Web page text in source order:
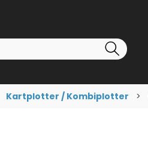
Kartplotter / Kombiplotter >